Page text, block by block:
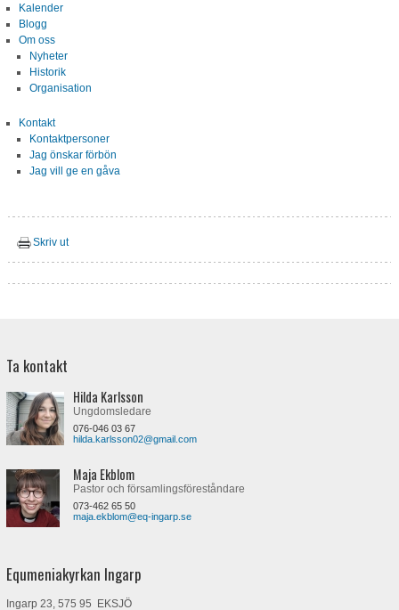
Kalender
Blogg
Om oss
Nyheter
Historik
Organisation
Kontakt
Kontaktpersoner
Jag önskar förbön
Jag vill ge en gåva
Skriv ut
Ta kontakt
Hilda Karlsson
Ungdomsledare
076-046 03 67
hilda.karlsson02@gmail.com
Maja Ekblom
Pastor och församlingsföreståndare
073-462 65 50
maja.ekblom@eq-ingarp.se
Equmeniakyrkan Ingarp
Ingarp 23, 575 95 EKSJÖ